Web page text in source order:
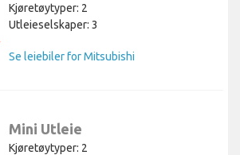
Kjøretøytyper: 2
Utleieselskaper: 3
Se leiebiler for Mitsubishi
Mini Utleie
Kjøretøytyper: 2